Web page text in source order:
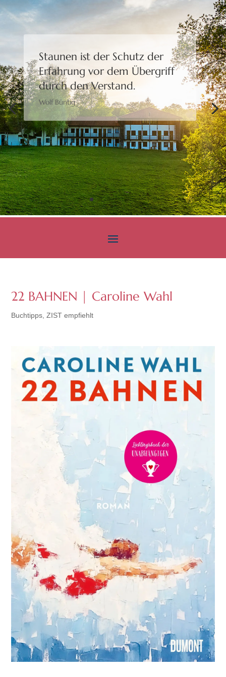
Staunen ist der Schutz der
Erfahrung vor dem Übergriff
durch den Verstand.
Wolf Büntig
Bewusstheit gibt uns die
Freiheit,eine Wahl zu treffen.
Moshé Feldenkrais
22 BAHNEN | Caroline Wahl
Buchtipps ,ZIST empfiehlt